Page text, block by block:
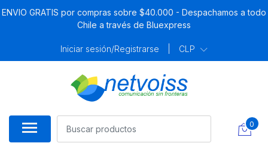
ENVIO GRATIS por compras sobre $40.000 - Despachamos a todo
Chile a través de Bluexpress
Iniciar sesión/Registrarse CLP
0